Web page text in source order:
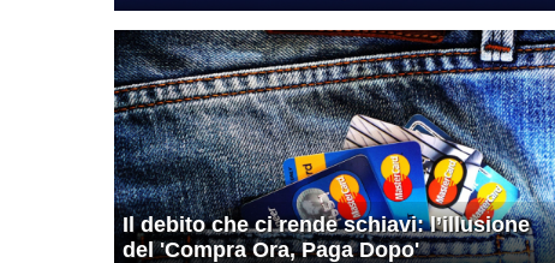
Il debito che ci rende schiavi: l’illusione
del 'Compra Ora, Paga Dopo'